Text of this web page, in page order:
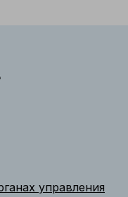
управления